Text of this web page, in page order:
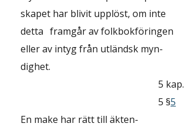
skapet har blivit upplöst, om inte
detta framgåravfolkbokföringen
eller av intyg från utländsk myn-
dighet.
5 kap.
5 §5
En make har rätt till äkten-